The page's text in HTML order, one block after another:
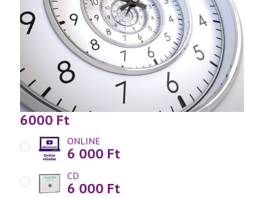
6000 Ft
ONLINE
6 000 Ft
CD
6 000 Ft